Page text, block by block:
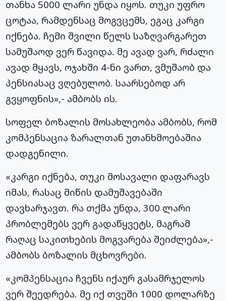
თანხა 5000 ლარი უნდა იყოს. თუკი უფრო
ცოტაა, რამდენსაც მოგვცემს, ეგაც კარგი
იქნება. ჩემი შვილი წელს საზღვარგარეთ
სამუშაოდ ვერ წავიდა. მე ავად ვარ, რძალი
ავად მყავს, ოჯახში 4-ნი ვართ, ვმუშაობ და
პენსიასაც ვღებულობ. საარსებოდ არ
გვყოფნის»,- ამბობს ის.
სოფელ ბოზალის მოსახლეობა ამბობს, რომ
კომპენსაცია ზარალთან უთანხმოებაშია
დადგენილი.
«კარგი იქნება, თუკი მოსავალი დაფარავს
იმას, რასაც მიწის დამუშავებაში
დავხარჯავთ. რა თქმა უნდა, 300 ლარი
პრობლემებს ვერ გადაწყვეტს, მაგრამ
რაღაც საკითხების მოგვარება შეიძლება»,-
ამბობს ბოზალის მცხოვრები.
«კომპენსაცია ჩვენს იქაურ გასამრჯელოს
ვერ შეედრება. მე იქ თვეში 1000 დოლარზე